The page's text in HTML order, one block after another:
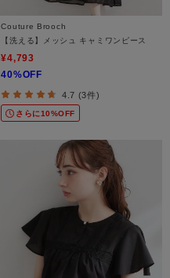
Couture Brooch
【洗える】メッシュ キャミワンピース
¥4,793
40%OFF
4.7 (3件)
さらに10%OFF